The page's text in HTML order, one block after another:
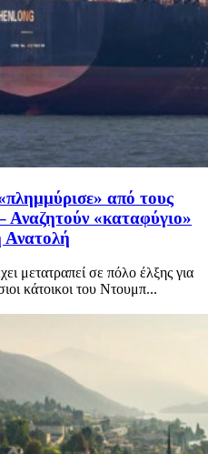
από τους
Αναζητούν «καταφύγιο»
Ανατολή
μετατραπεί σε πόλο έλξης για
κάτοικοι του Ντουμπ...